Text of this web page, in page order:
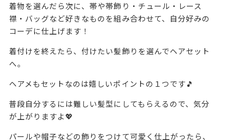
着物を選んだら次に、帯や帯飾り・チュール・レース
襟・バッグなど好きなものを組み合わせて、自分好みの
コーデに仕上げます！
着付けを終えたら、付けたい髪飾りを選んでヘアセット
へ。
ヘアメもセットなのは嬉しいポイントの１つです🎵
普段自分するには難しい髪型にしてもらえるので、気分
が上がりますよ💖
パールや帽子などの飾りをつけて可愛く仕上がったら、